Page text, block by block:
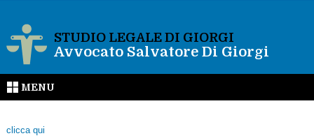
STUDIO LEGALE DI GIORGI
Avvocato Salvatore Di Giorgi
MENU
clicca qui